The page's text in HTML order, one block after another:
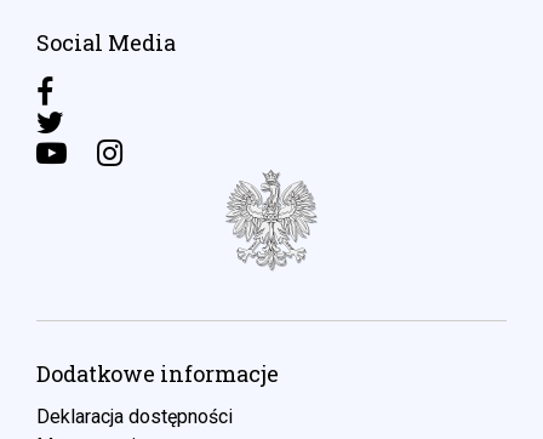
Social Media
Dodatkowe informacje
Deklaracja dostępności